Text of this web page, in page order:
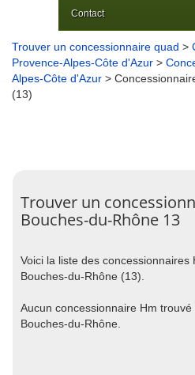
Contact
Trouver un concessionnaire quad >
Provence-Alpes-Côte d'Azur >
Alpes-Côte d'Azur >
(13)
Trouver un
Bouches-du-Rhône 13
Voici la liste des concessionnaires
Bouches-du-Rhône (13).
Aucun concessionnaire Hm
Bouches-du-Rhône.